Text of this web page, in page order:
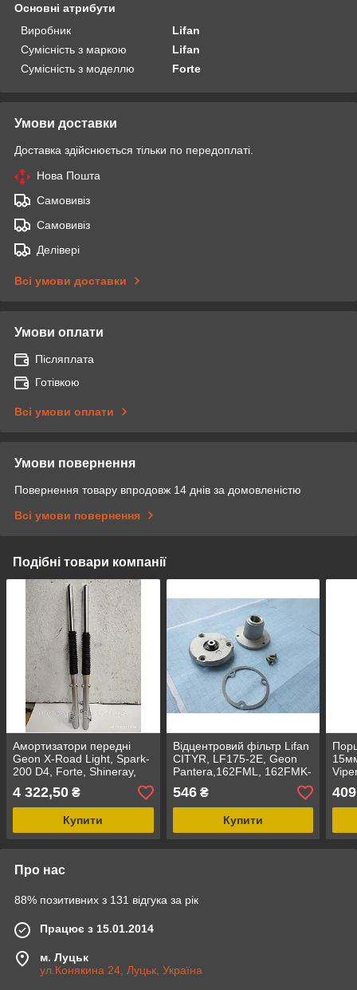
Основні атрибути
Виробник
Lifan
Сумісність з маркою
Lifan
Сумісність з моделлю
Forte
Умови доставки
Доставка здійснюється тільки по передоплаті.
Нова Пошта
Самовивіз
Самовивіз
Делівері
Всі умови доставки
Умови оплати
Післяплата
Готівкою
Всі умови оплати
Умови повернення
Повернення товару впродовж 14 днів за домовленістю
Всі умови повернення
Подібні товари компанії
Амортизатори передні
Geon X-Road Light, Spark-
200 D4, Forte, Shineray,
Вилка Geon X-Road
Light,Перо Ø31мм
4 322,50 ₴
Купити
Відцентровий фільтр Lifan
CITYR, LF175-2E, Geon
Pantera,162FML, 162FMK-
3,Viper, Forte, Spark,
Loncin, Musstang, Під
шпонку
546₴
Купити
Про нас
88% позитивних з 131 відгука за рік
Працює з 15.01.2014
м. Луцьк
ул.Конякина 24, Луцьк, Україна